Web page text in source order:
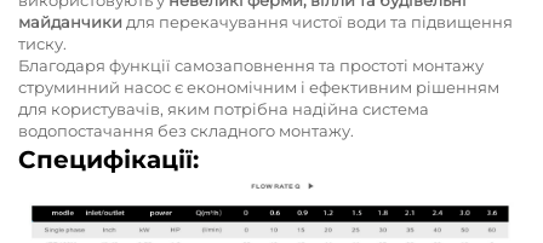
майданчики для перекачування чистої води та підвищення
тиску.
Благодаря функції самозаповнення та простоті монтажу
струминний насос є економічним і ефективним рішенням
для користувачів, яким потрібна надійна система
водопостачання без складного монтажу.
Специфікації: